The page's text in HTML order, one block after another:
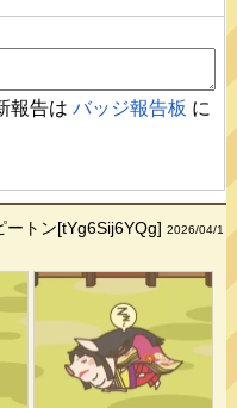
報告はバッジ報告板 に
ートン[tYg6Sij6YQg]2026/04/1